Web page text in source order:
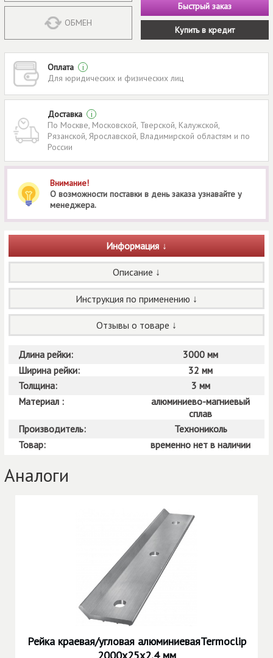
ОБМЕН
Быстрый заказ
Купить в кредит
Оплата
i
Для юридических и физических лиц
Доставка
i
По Москве, Московской, Тверской, Калужской,
Рязанской, Ярославской, Владимирской областям и по
России
Внимание!
О возможности поставки в день заказа узнавайте у
менеджера.
Информация
Описание
Инструкция по применению
Отзывы о товаре
Длина рейки:
3000 мм
Ширина рейки:
32 мм
Толщина:
3 мм
Материал :
алюминиево-магниевый
сплав
Производитель:
Технониколь
Товар:
временно нет в наличии
Аналоги
Рейка краевая/угловая алюминиеваяTermoclip
2000х25х2,4 мм